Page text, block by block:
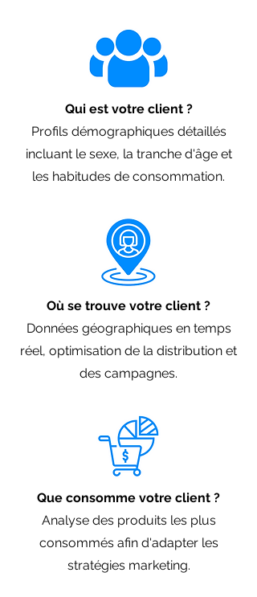
Qui est votre client ?
Profils démographiques détaillés
incluant le sexe, la tranche d'âge et
les habitudes de consommation.
Où se trouve votre client ?
Données géographiques en temps
réel, optimisation de la distribution et
des campagnes.
Que consomme votre client ?
Analyse des produits les plus
consommés afin d'adapter les
stratégies marketing.